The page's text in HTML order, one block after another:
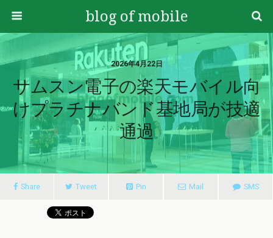
blog of mobile
2026年4月22日
サムスン電子の楽天モバイル向
けプラチナバンド基地局が技適
通過
Share Tweet Pin Mail SMS